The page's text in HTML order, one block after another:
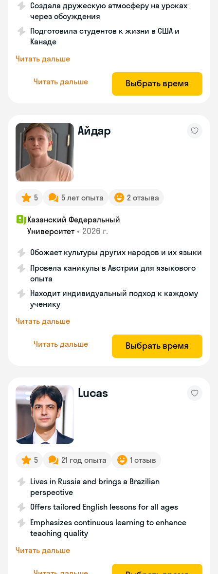
Создала дружескую атмосферу на уроках
через обсуждения
Подготовила студентов к жизни в США и
Канаде
Читать дальше
Читать дальше Выбрать время
Айдар
5 5 лет опыта 2 отзыва
Казанский Федеральный
Университет • 2026 г.
Обожает культуры других народов и их языки
Провела каникулы в Австрии для языкового
опыта
Находит индивидуальный подход к каждому
ученику
Читать дальше
Читать дальше Выбрать время
Lucas
5 21 год опыта 1 отзыв
Lives in Russia and brings a Brazilian
perspective
Offers tailored English lessons for all ages
Emphasizes continuous learning to enhance
teaching quality
Читать дальше